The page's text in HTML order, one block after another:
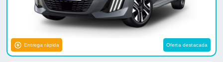
Entrega rápida Oferta destacada